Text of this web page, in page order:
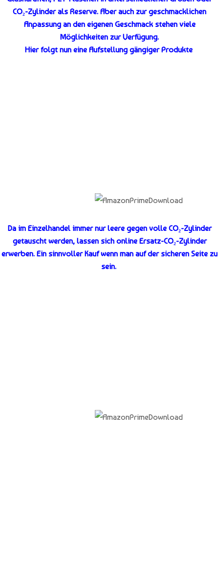
CO₂-Zylinder als Reserve. Aber auch zur geschmacklichen
Anpassung an den eigenen Geschmack stehen viele
Möglichkeiten zur Verfügung.
Hier folgt nun eine Aufstellung gängiger Produkte
Da im Einzelhandel immer nur leere gegen volle CO₂-Zylinder
getauscht werden, lassen sich online Ersatz-CO₂-Zylinder
erwerben. Ein sinnvoller Kauf wenn man auf der sicheren Seite zu
sein.